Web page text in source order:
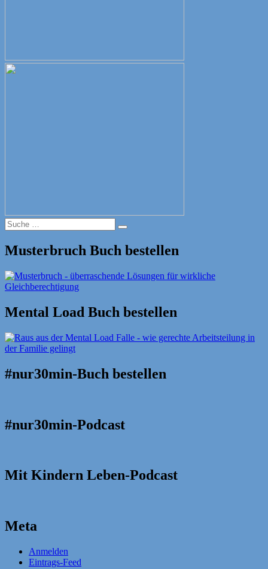
Suche
nach:
Suche
Musterbruch Buch bestellen
Mental Load Buch bestellen
#nur30min-Buch bestellen
#nur30min-Podcast
Mit Kindern Leben-Podcast
Meta
Anmelden
Eintrags-Feed